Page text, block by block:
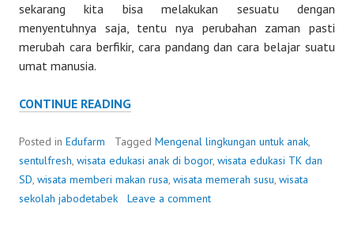
sekarang kita bisa melakukan sesuatu dengan
menyentuhnya saja, tentu nya perubahan zaman pasti
merubah cara berfikir, cara pandang dan cara belajar suatu
umat manusia.
CONTINUE READINGPENTINGNYA
LINGKUNGAN
KE
ANAK
KITA
Posted in Edufarm Tagged Mengenal lingkungan untuk anak,
sentulfresh, wisata edukasi anak di bogor, wisata edukasi TK dan
SD, wisata memberi makan rusa, wisata memerah susu, wisata
sekolah jabodetabek
Leave a comment